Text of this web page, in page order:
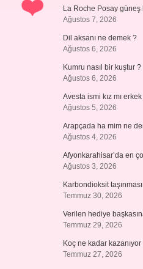
La Roche Posay
Ağustos 7, 2026
Dil aksanı ne demek ?
Ağustos 6, 2026
Kumru nasıl bir kuştur ?
Ağustos 6, 2026
Avesta ismi kız mı
Ağustos 5, 2026
Arapçada ha mim ne
Ağustos 4, 2026
Afyonkarahisar’da en
Ağustos 3, 2026
Karbondioksit
Temmuz 30, 2026
Verilen hediye
Temmuz 29, 2026
Koç ne kadar kazanıyor
Temmuz 27, 2026